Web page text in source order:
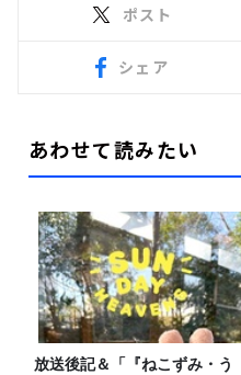
ポスト
シェア
あわせて読みたい
放送後記＆「『ねこずみ・う